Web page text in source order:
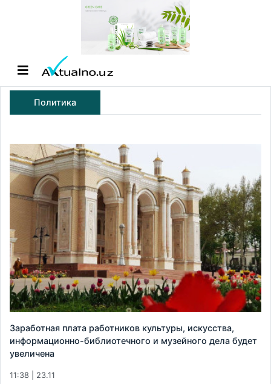
Политика
Заработная плата работников культуры, искусства,
информационно-библиотечного и музейного дела будет
увеличена
11:38 | 23.11